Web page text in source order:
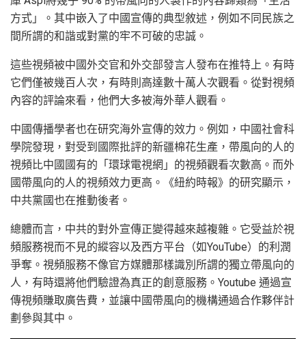
方式」。其中嵌入了中國宣傳的典型敘述，例如不同民族之
間所謂的和諧或對黨的牢不可破的忠誠。
這些視頻被中國外交官和外交部發言人發布在推特上。有時
它們僅被幾百人次，有時則高達數十萬人次觀看。從對視頻
內容的評論來看，他們大多被海外華人觀看。
中國傳播學者也在研究海外宣傳的效力。例如，中國社會科
學院發現，對受到國際批評的新疆棉花生產，帶風向的人的
視頻比中國國有的「環球電視網」的視頻觀看次數高。而外
國帶風向的人的視頻效力更高。《紐約時報》的研究顯示，
中共黨國也在推動後者。
總體而言，中共的對外宣傳正變得越來越複雜。它受益於視
頻服務視而不見的縱容以及西方平台（如YouTube）的利潤
爭奪。視頻服務不像官方媒體那樣識別所謂的獨立帶風向的
人，有時還將他們驗證為真正的創意服務。Youtube 通過宣
傳視頻賺取廣告費，並讓中國帶風向的機構通過合作夥伴計
劃參與其中。